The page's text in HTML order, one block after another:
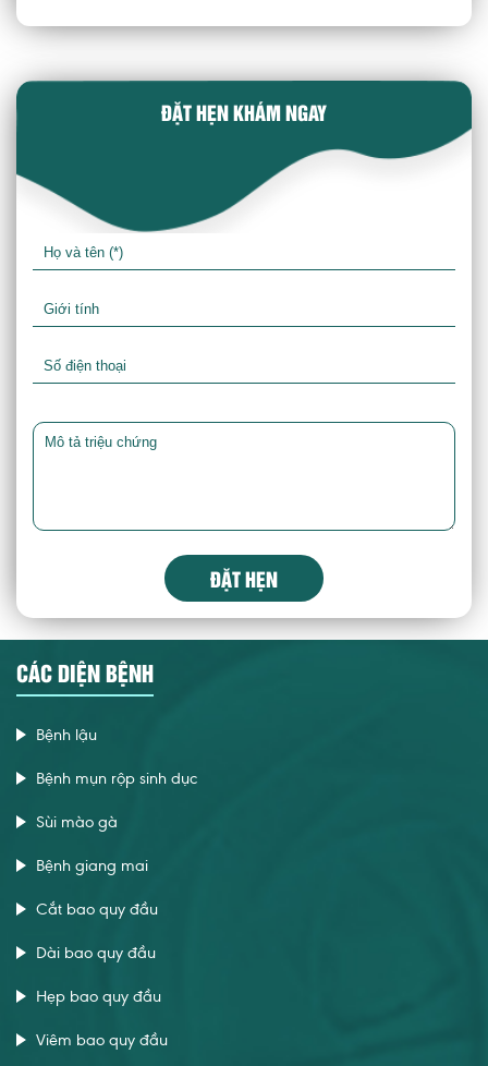
ĐẶT HẸN KHÁM NGAY
ĐẶT HẸN
CÁC DIỆN BỆNH
Bệnh lậu
Bệnh mụn rộp sinh dục
Sùi mào gà
Bệnh giang mai
Cắt bao quy đầu
Dài bao quy đầu
Hẹp bao quy đầu
Viêm bao quy đầu